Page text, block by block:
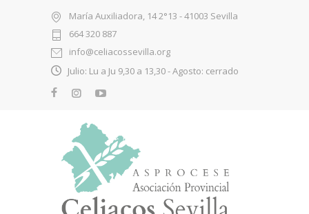
María Auxiliadora, 14 2°13 - 41003 Sevilla
664 320 887
info@celiacossevilla.org
Julio: Lu a Ju 9,30 a 13,30 - Agosto: cerrado